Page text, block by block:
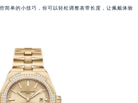
简单的小技巧，你可以轻松调整表带长度，让佩戴体验